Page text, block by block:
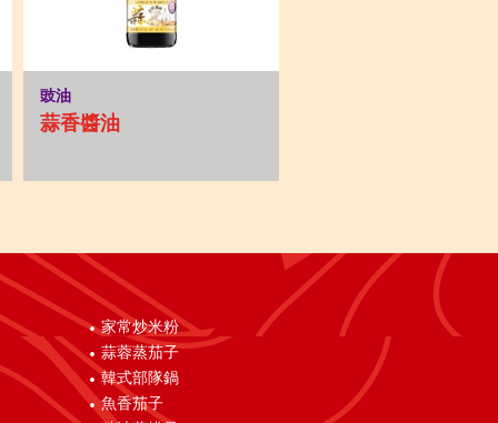
豉油
蒜香醬油
家常炒米粉
蒜蓉蒸茄子
韓式部隊鍋
魚香茄子